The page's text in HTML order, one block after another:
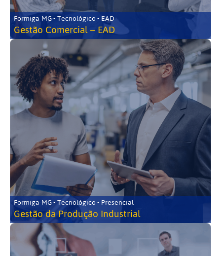
Formiga-MG • Tecnológico • EAD
Gestão Comercial – EAD
Formiga-MG • Tecnológico • Presencial
Gestão da Produção Industrial